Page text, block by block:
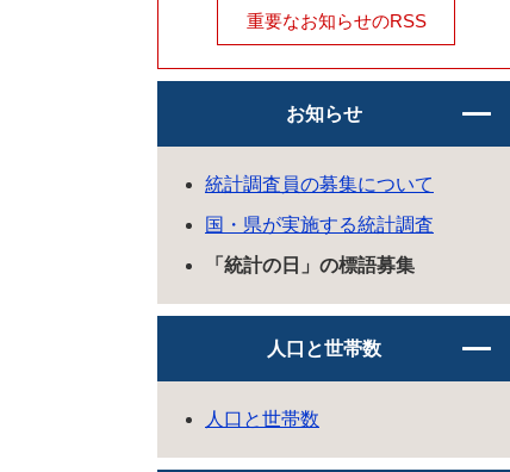
重要なお知らせのRSS
お知らせ
統計調査員の募集について
国・県が実施する統計調査
「統計の日」の標語募集
人口と世帯数
人口と世帯数